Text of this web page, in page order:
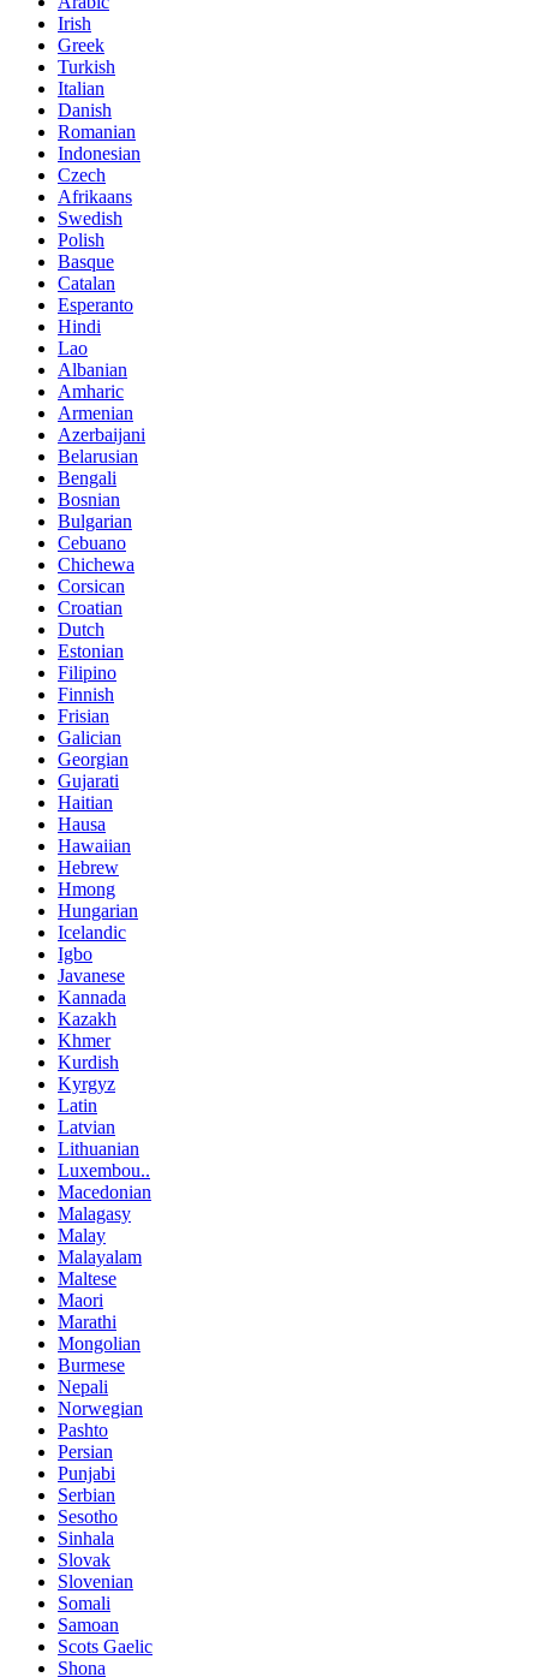
Irish
Greek
Turkish
Italian
Danish
Romanian
Indonesian
Czech
Afrikaans
Swedish
Polish
Basque
Catalan
Esperanto
Hindi
Lao
Albanian
Amharic
Armenian
Azerbaijani
Belarusian
Bengali
Bosnian
Bulgarian
Cebuano
Chichewa
Corsican
Croatian
Dutch
Estonian
Filipino
Finnish
Frisian
Galician
Georgian
Gujarati
Haitian
Hausa
Hawaiian
Hebrew
Hmong
Hungarian
Icelandic
Igbo
Javanese
Kannada
Kazakh
Khmer
Kurdish
Kyrgyz
Latin
Latvian
Lithuanian
Luxembou..
Macedonian
Malagasy
Malay
Malayalam
Maltese
Maori
Marathi
Mongolian
Burmese
Nepali
Norwegian
Pashto
Persian
Punjabi
Serbian
Sesotho
Sinhala
Slovak
Slovenian
Somali
Samoan
Scots Gaelic
Shona